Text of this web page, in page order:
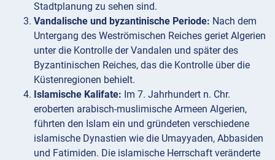
Stadtplanung zu sehen sind.
Vandalische und byzantinische Periode: Nach dem
Untergang des Weströmischen Reiches geriet Algerien
unter die Kontrolle der Vandalen und später des
Byzantinischen Reiches, das die Kontrolle über die
Küstenregionen behielt.
Islamische Kalifate: Im 7. Jahrhundert n. Chr.
eroberten arabisch-muslimische Armeen Algerien,
führten den Islam ein und gründeten verschiedene
islamische Dynastien wie die Umayyaden, Abbasiden
und Fatimiden. Die islamische Herrschaft veränderte